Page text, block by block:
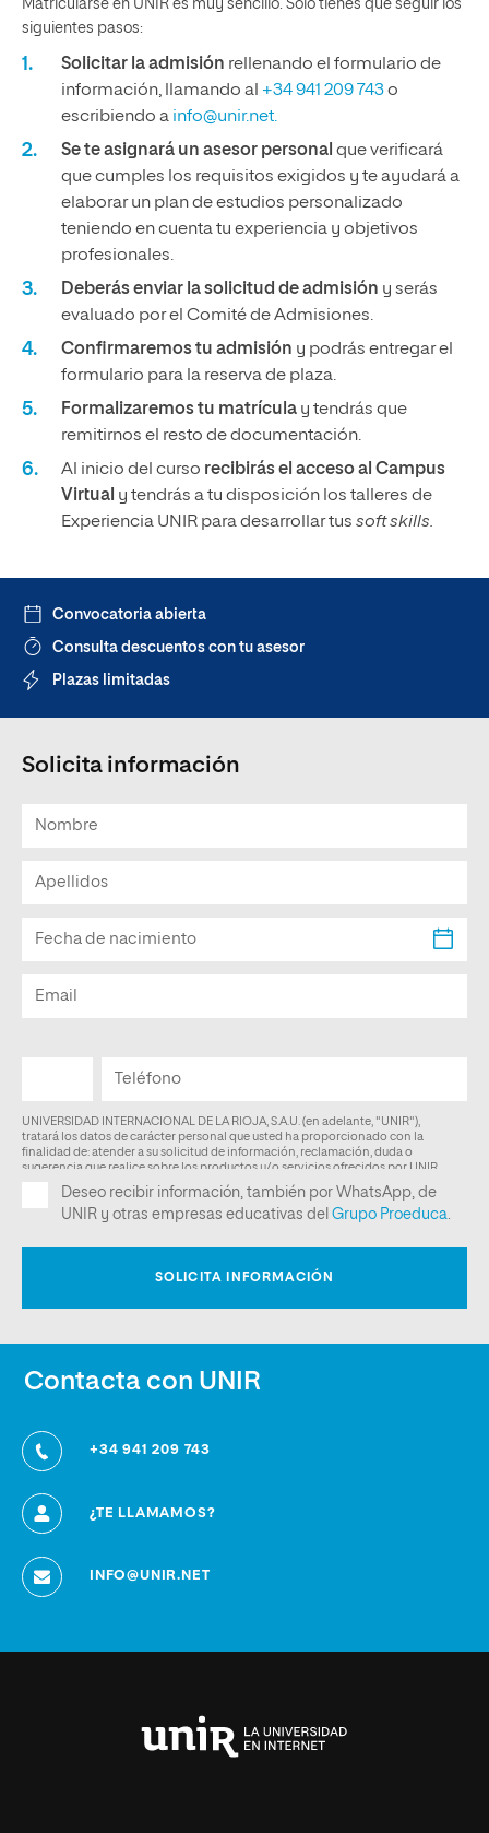
Matricularse en UNIR es muy sencillo. Solo tienes que seguir los
siguientes pasos:
Solicitar la admisión rellenando el formulario de
información, llamando al +34 941 209 743o
escribiendo a info@unir.net.
Se te asignará un asesor personal que verificará
que cumples los requisitos exigidos y te ayudará a
elaborar un plan de estudios personalizado
teniendo en cuenta tu experiencia y objetivos
profesionales.
Deberás enviar la solicitud de admisión y serás
evaluado por el Comité de Admisiones.
Confirmaremos tu admisión y podrás entregar el
formulario para la reserva de plaza.
Formalizaremos tu matrícula y tendrás que
remitirnos el resto de documentación.
Al inicio del curso recibirás el acceso al Campus
Virtual y tendrás a tu disposición los talleres de
Experiencia UNIR para desarrollar tus soft skills.
Convocatoria abierta
Consulta descuentos con tu asesor
Plazas limitadas
Solicita información
Contacta con UNIR
+34 941 209 743
¿TE LLAMAMOS?
INFO@UNIR.NET